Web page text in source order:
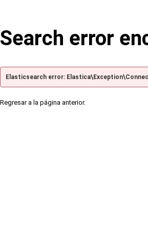
Search error
Elasticsearch error:
Regresar a la página anterior.